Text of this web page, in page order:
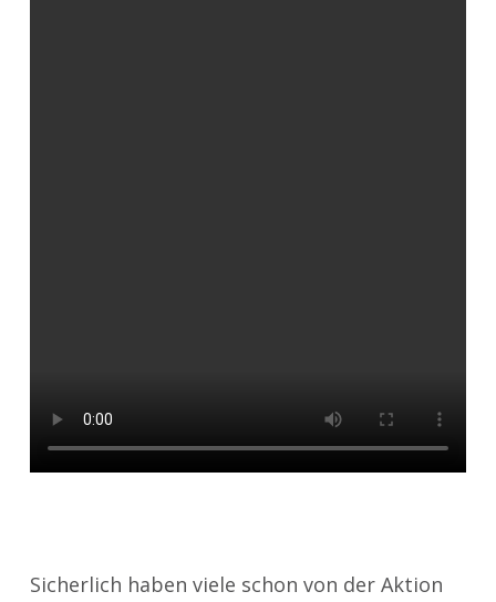
Sicherlich haben viele schon von der Aktion